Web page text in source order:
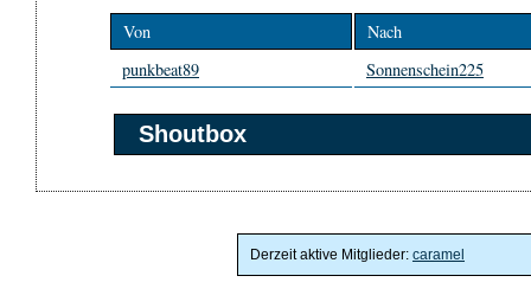
Von
Nach
punkbeat89
Sonnenschein225
Shoutbox
Derzeit aktive Mitglieder: caramel